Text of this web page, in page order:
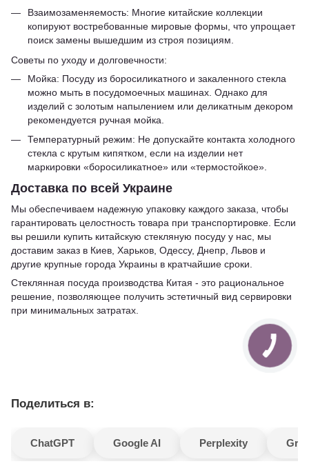
Взаимозаменяемость: Многие китайские коллекции
копируют востребованные мировые формы, что упрощает
поиск замены вышедшим из строя позициям.
Советы по уходу и долговечности:
Мойка: Посуду из боросиликатного и закаленного стекла
можно мыть в посудомоечных машинах. Однако для
изделий с золотым напылением или деликатным декором
рекомендуется ручная мойка.
Температурный режим: Не допускайте контакта холодного
стекла с крутым кипятком, если на изделии нет
маркировки «боросиликатное» или «термостойкое».
Доставка по всей Украине
Мы обеспечиваем надежную упаковку каждого заказа, чтобы
гарантировать целостность товара при транспортировке. Если
вы решили купить китайскую стекляную посуду у нас, мы
доставим заказ в Киев, Харьков, Одессу, Днепр, Львов и
другие крупные города Украины в кратчайшие сроки.
Стеклянная посуда производства Китая - это рациональное
решение, позволяющее получить эстетичный вид сервировки
при минимальных затратах.
Поделиться в:
ChatGPT Google AI Perplexity